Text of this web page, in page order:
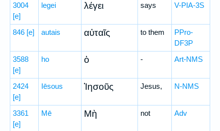
3004
[e]
legei λέγει says V-PIA-3S
846 [e] autais αὐταῖς to them
PPro-
DF3P
3588
[e]
ho ὁ - Art-NMS
2424
[e]
Iēsous Ἰησοῦς Jesus, N-NMS
3361
[e]
Mē Μὴ not Adv